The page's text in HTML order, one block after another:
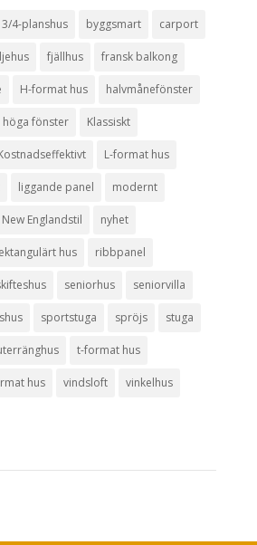
3/4-planshus byggsmart carport
fjällhus fransk balkong
H-format hus halvmånefönster
höga fönster Klassiskt
L-format hus
liggande panel modernt
New Englandstil nyhet
hus ribbpanel
seniorhus seniorvilla
sportstuga spröjs stuga
t-format hus
hus vindsloft vinkelhus